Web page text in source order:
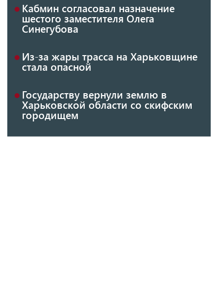
Кабмин согласовал назначение
шестого заместителя Олега
Синегубова
Из-за жары трасса на Харьковщине
стала опасной
Государству вернули землю в
Харьковской области со скифским
городищем